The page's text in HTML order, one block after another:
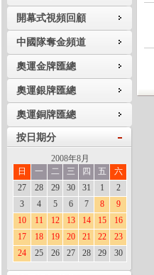
開幕式視頻回顧
中國隊奪金頻道
奧運金牌匯總
奧運銀牌匯總
奧運銅牌匯總
按日期分
2008年8月
日
一 二 三 四 五
六
27
28 29 30 31 1
2
3
4 5 6 7 8
9
10
11 12 13 14 15
16
17
18 19 20 21 22
23
24
25 26 27 28 29 30